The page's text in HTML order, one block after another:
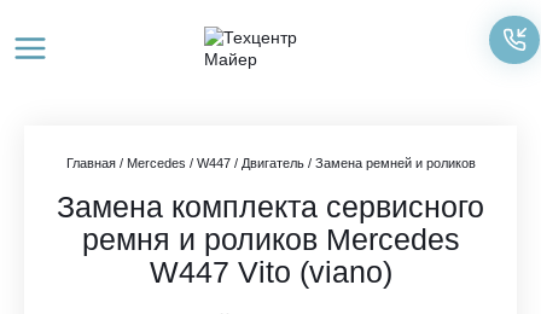
содержимому
Главная/ Mercedes / W447/ Двигатель/ Замена ремней и роликов
Замена комплекта сервисного
ремня и роликов Mercedes
W447 Vito (viano)